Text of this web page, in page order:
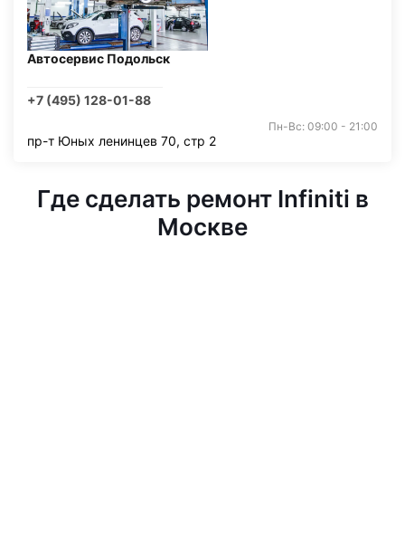
Автосервис Подольск
+7 (495) 128-01-88
Пн-Вс: 09:00 - 21:00
пр-т Юных ленинцев 70, стр 2
Где сделать ремонт Infiniti в
Москве